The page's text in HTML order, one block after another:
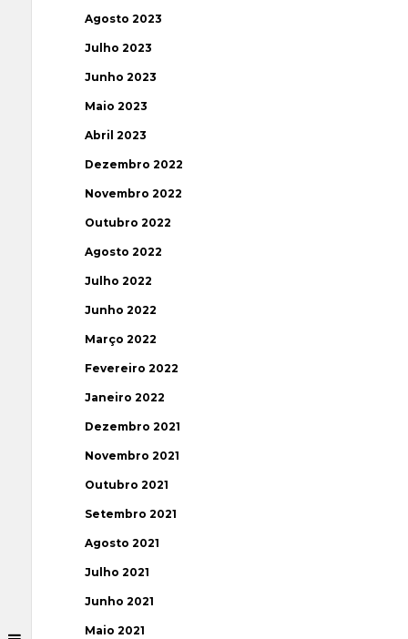
Agosto 2023
Julho 2023
Junho 2023
Maio 2023
Abril 2023
Dezembro 2022
Novembro 2022
Outubro 2022
Agosto 2022
Julho 2022
Junho 2022
Março 2022
Fevereiro 2022
Janeiro 2022
Dezembro 2021
Novembro 2021
Outubro 2021
Setembro 2021
Agosto 2021
Julho 2021
Junho 2021
Maio 2021